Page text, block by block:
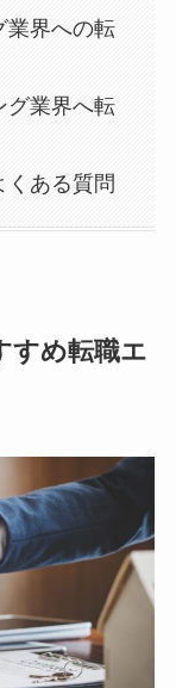
業界への転
グ業界へ転
くある質問
すめ転職エ